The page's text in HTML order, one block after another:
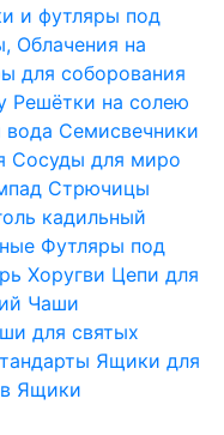
и футляры под
Облачения на
для соборования
Решётки на солею
вода Семисвечники
Сосуды для миро
Стрючицы
кадильный
Футляры под
Хоругви Цепи для
Чаши
для святых
Ящики для
Ящики